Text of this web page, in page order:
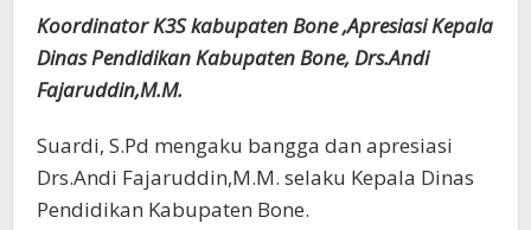
Koordinator K3S kabupaten Bone ,Apresiasi Kepala
Dinas Pendidikan Kabupaten Bone, Drs.Andi
Fajaruddin,M.M.
Suardi, S.Pd mengaku bangga dan apresiasi
Drs.Andi Fajaruddin,M.M. selaku Kepala Dinas
Pendidikan Kabupaten Bone.